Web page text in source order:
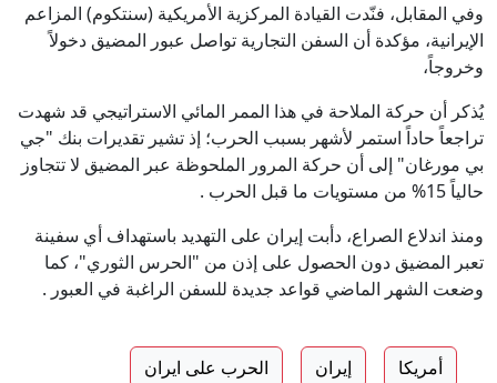
وفي المقابل، فنّدت القيادة المركزية الأمريكية (سنتكوم) المزاعم
الإيرانية، مؤكدة أن السفن التجارية تواصل عبور المضيق دخولاً
وخروجاً،
يُذكر أن حركة الملاحة في هذا الممر المائي الاستراتيجي قد شهدت
تراجعاً حاداً استمر لأشهر بسبب الحرب؛ إذ تشير تقديرات بنك "جي
بي مورغان" إلى أن حركة المرور الملحوظة عبر المضيق لا تتجاوز
حالياً 15% من مستويات ما قبل الحرب .
ومنذ اندلاع الصراع، دأبت إيران على التهديد باستهداف أي سفينة
تعبر المضيق دون الحصول على إذن من "الحرس الثوري"، كما
وضعت الشهر الماضي قواعد جديدة للسفن الراغبة في العبور .
أمريكا إيران الحرب على ايران